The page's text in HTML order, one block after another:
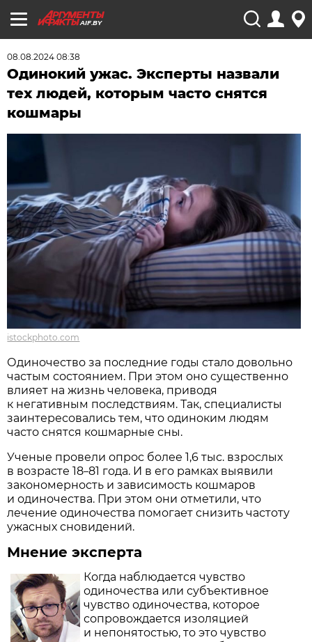
AIF.BY
08.08.2024 08:38
Одинокий ужас. Эксперты назвали
тех людей, которым часто снятся
кошмары
istockphoto.com
Одиночество за последние годы стало довольно
частым состоянием. При этом оно существенно
влияет на жизнь человека, приводя
к негативным последствиям. Так, специалисты
заинтересовались тем, что одиноким людям
часто снятся кошмарные сны.
Ученые провели опрос более 1,6 тыс. взрослых
в возрасте 18–81 года. И в его рамках выявили
закономерность и зависимость кошмаров
и одиночества. При этом они отметили, что
лечение одиночества помогает снизить частоту
ужасных сновидений.
Мнение эксперта
Когда наблюдается чувство
одиночества или субъективное
чувство одиночества, которое
сопровождается изоляцией
и непонятостью, то это чувство